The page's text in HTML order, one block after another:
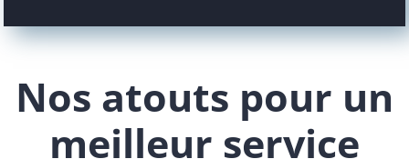
Nos atouts pour un
meilleur service